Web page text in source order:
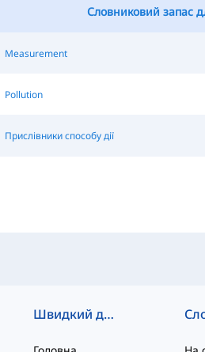
Словниковий запас
Measurement
Pollution
Прислівники способу дії
Швидкий доступ